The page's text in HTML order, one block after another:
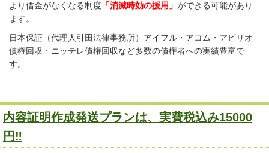
より借金がなくなる制度 「消滅時効の援用」 ができる可能があり
ます。
日本保証（代理人引田法律事務所）アイフル・アコム・アビリオ
債権回収・ニッテレ債権回収など多数の債権者への実績豊富で
す。
内容証明作成発送プランは、実費税込み15000
円‼